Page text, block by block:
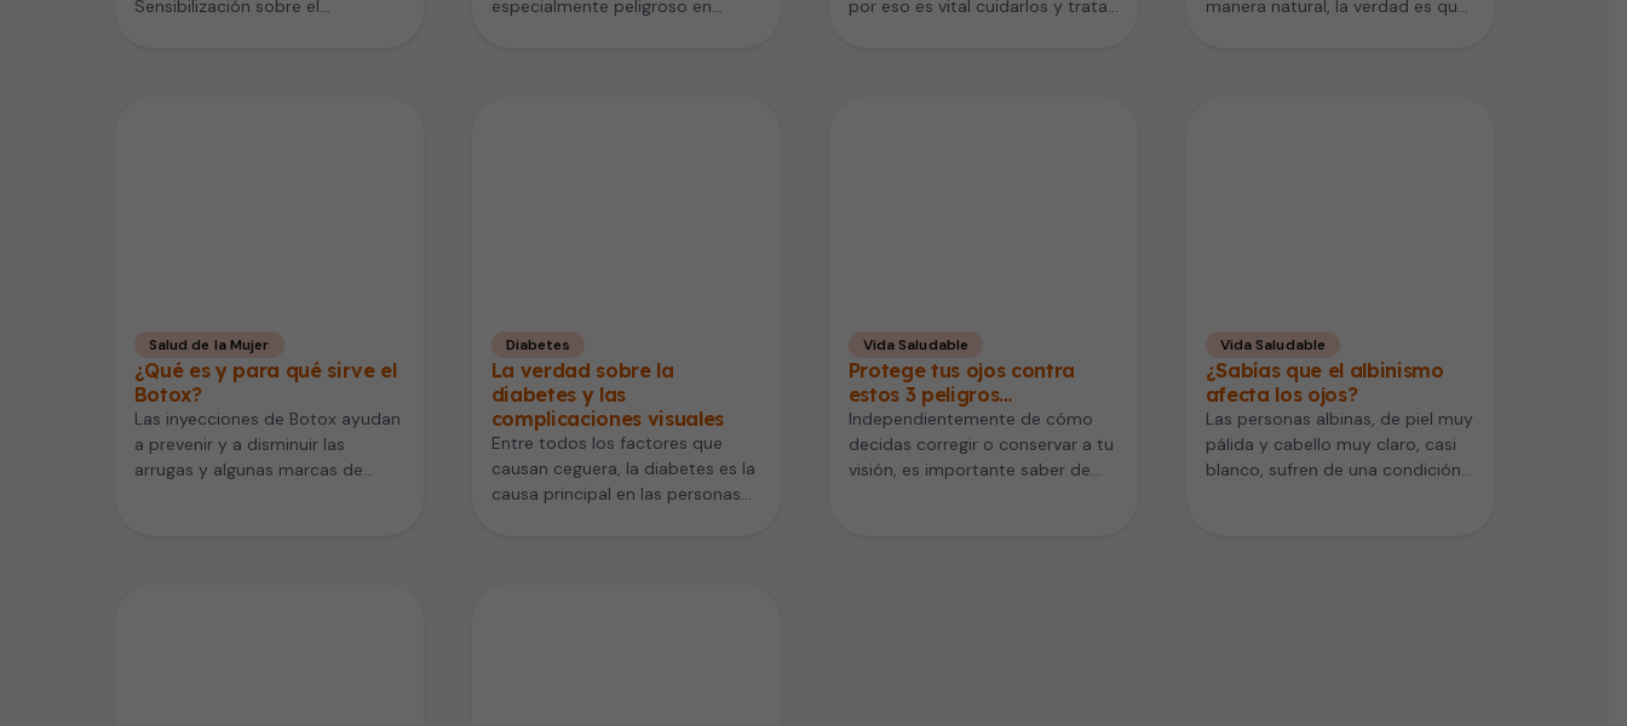
Sensibilización sobre el
especialmente peligroso en
por eso es vital cuidarlos y tratar
manera natural, la verdad es que
Salud de la Mujer
¿Qué es y para qué sirve el
Botox?
Las inyecciones de Botox ayudan
a prevenir y a disminuir las
arrugas y algunas marcas de
Diabetes
La verdad sobre la
diabetes y las
complicaciones visuales
Entre todos los factores que
causan ceguera, la diabetes es la
causa principal en las personas
Vida Saludable
Protege tus ojos contra
estos 3 peligros…
Independientemente de cómo
decidas corregir o conservar a tu
visión, es importante saber de
Vida Saludable
¿Sabías que el albinismo
afecta los ojos?
Las personas albinas, de piel muy
pálida y cabello muy claro, casi
blanco, sufren de una condición